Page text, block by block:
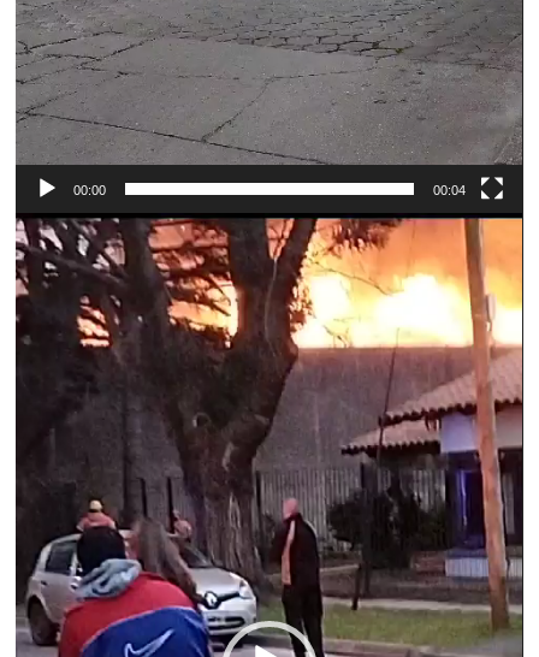
00:00 00:04
Reproductor
de
vídeo